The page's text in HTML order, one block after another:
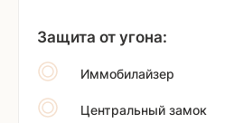
Защита от угона:
Иммобилайзер
Центральный замок